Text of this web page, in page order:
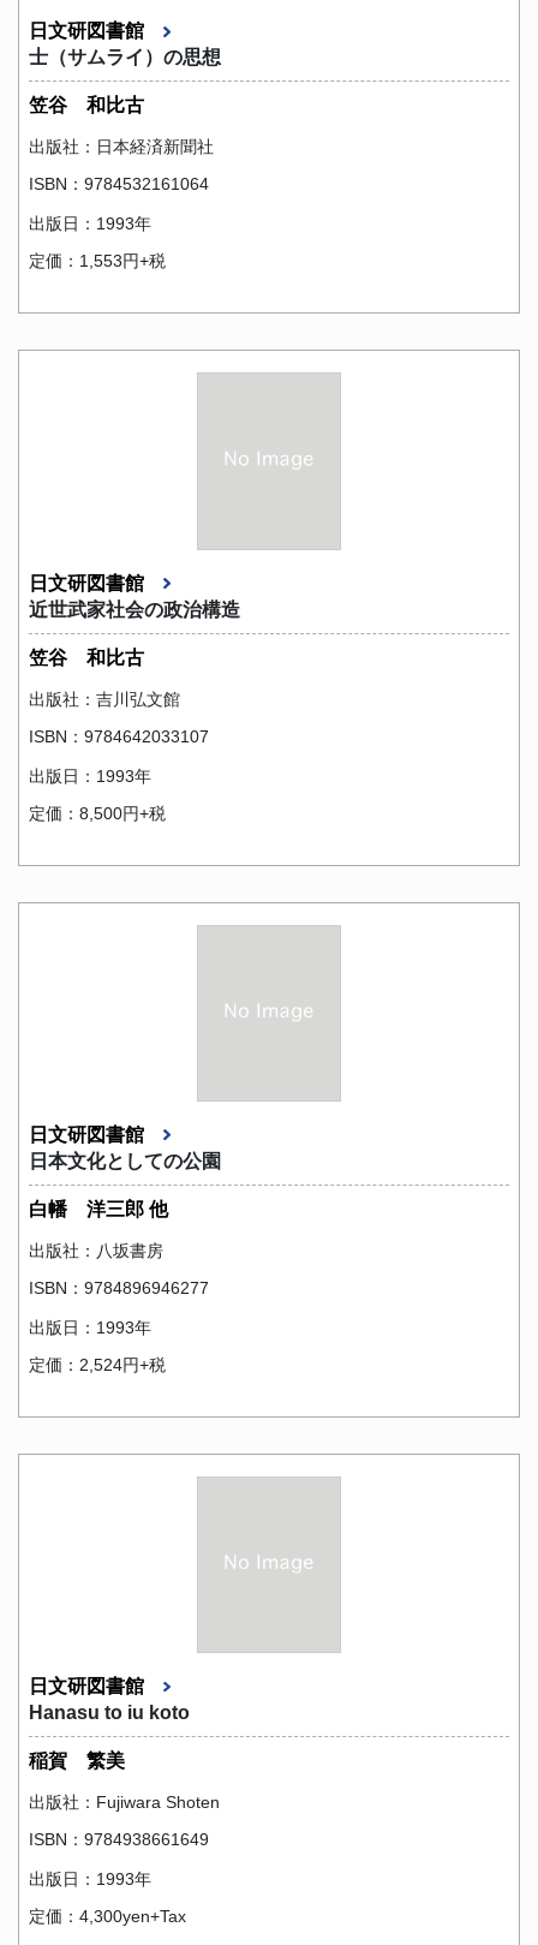
日文研図書館
士（サムライ）の思想
笠谷 和比古
出版社：日本経済新聞社
ISBN：9784532161064
出版日：1993年
定価：1,553円+税
日文研図書館
近世武家社会の政治構造
笠谷 和比古
出版社：吉川弘文館
ISBN：9784642033107
出版日：1993年
定価：8,500円+税
日文研図書館
日本文化としての公園
白幡 洋三郎 他
出版社：八坂書房
ISBN：9784896946277
出版日：1993年
定価：2,524円+税
日文研図書館
Hanasu to iu koto
稲賀 繁美
出版社：Fujiwara Shoten
ISBN：9784938661649
出版日：1993年
定価：4,300yen+Tax